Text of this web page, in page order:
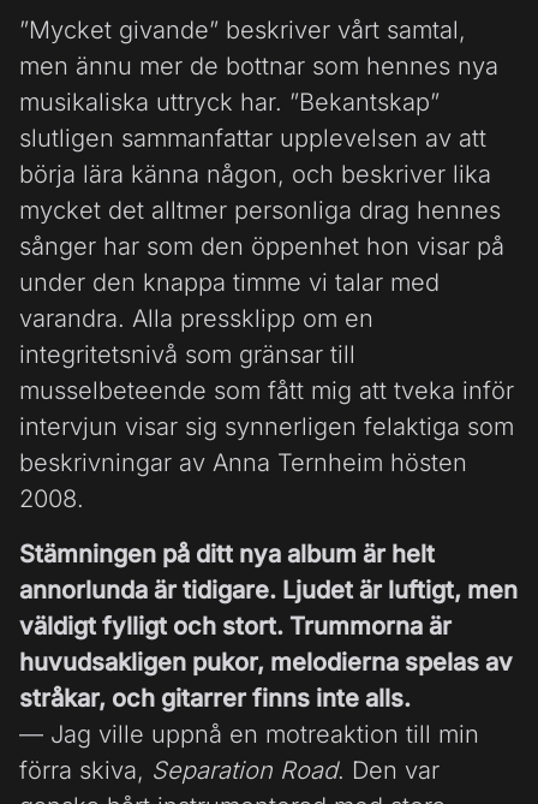
”Mycket givande” beskriver vårt samtal,
men ännu mer de bottnar som hennes nya
musikaliska uttryck har. ”Bekantskap”
slutligen sammanfattar upplevelsen av att
börja lära känna någon, och beskriver lika
mycket det alltmer personliga drag hennes
sånger har som den öppenhet hon visar på
under den knappa timme vi talar med
varandra. Alla pressklipp om en
integritetsnivå som gränsar till
musselbeteende som fått mig att tveka inför
intervjun visar sig synnerligen felaktiga som
beskrivningar av Anna Ternheim hösten
2008.
Stämningen på ditt nya album är helt
annorlunda är tidigare. Ljudet är luftigt, men
väldigt fylligt och stort. Trummorna är
huvudsakligen pukor, melodierna spelas av
stråkar, och gitarrer finns inte alls.
— Jag ville uppnå en motreaktion till min
förra skiva, Separation Road. Den var